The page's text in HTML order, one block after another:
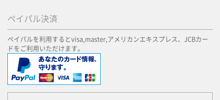
ペイパル決済
ペイパルを利用するとvisa,master,アメリカンエキスプレス、JCBカー
ドをご利用いただけます。